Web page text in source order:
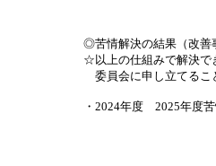
◎苦情解決の結果（改善
☆以上の仕組みで解決で
委員会に申し立てるこ
・2024年度 2025年度